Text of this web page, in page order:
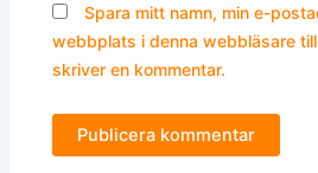
Spara mitt namn, min e-
webbplats i denna webbläsare
skriver en kommentar.